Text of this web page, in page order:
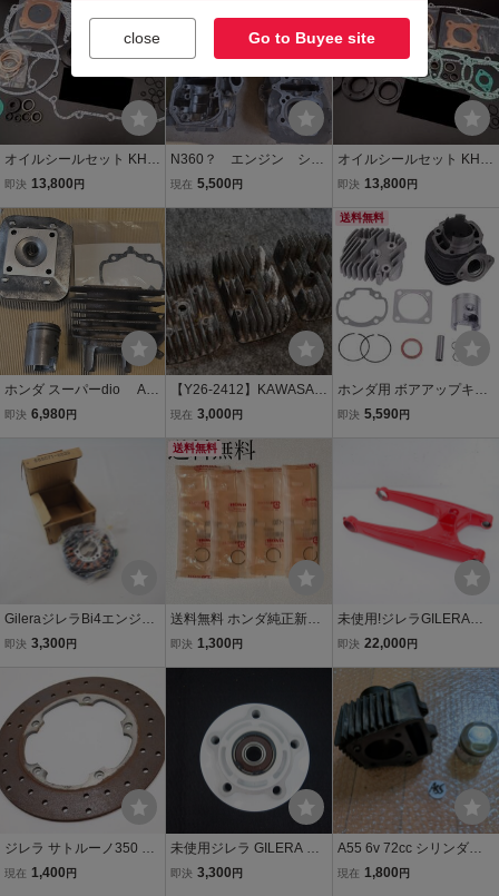
ー コンロッド ピストン 3
78
オイルシールセット KH4
00 400ss エンジン ガスケ
ピストン マフラーガスケ
ット オーバーホール OH
即決 13,800 円
N360？ エンジン シリ
ンダー ヘッド ピスト
現在 5,500 円
オイルシールセット KH2
50 エンジン ガスケット
トン マフラーガスケット
オーバーホール
即決 13,800 円
ホンダ スーパーdio AF1
8E- 縦型エンジン シリン
即決 6,980 円
【Y26-2412】KAWASAKI
KH250、250/350SS用
KH250ヘッド/250SSヘッ
ド/KH250シリンダー/KH2
50エンジン
現在 3,000 円
送料無料
ホンダ用 ボアアップキッ
ト 47mm 70cc シリンダー
ZX 社外品
即決 5,590 円
GileraジレラBi4エンジン
純正ステーターコイル ジ
OTA 350 500ダコタ NOS
RC600サトルノ サトゥル
ノ032100-2531
即決 3,300 円
送料無料
送料無料 ホンダ純正新品
CB400T CB400N 400用
ストン コンロッド エンジ
ン 144B
即決 1,300 円
未使用!ジレラGILERAサ
トルノ サトゥルノ350 50
グアーム リアアーム 足回
り 赤 939240 SATURNO
即決 22,000 円
ジレラ サトルーノ350 NH
01 純正リアディスク！E2
現在 1,400 円
未使用ジレラ GILERA サ
トルノ サトゥルノ350 NH
即決 3,300 円
A55 6v 72cc シリンダ
ー、ピストン ジャンク ホ
現在 1,800 円
close Go to Buyee site